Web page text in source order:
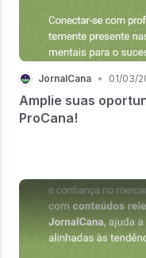
JornalCana • 01/03/
Amplie suas
ProCana!